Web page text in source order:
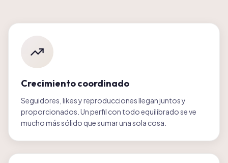
Crecimiento coordinado
Seguidores, likes y reproducciones llegan juntos y
proporcionados. Un perfil con todo equilibrado se ve
mucho más sólido que sumar una sola cosa.